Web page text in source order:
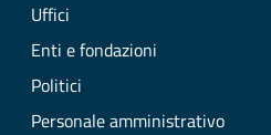
Uffici
Enti e fondazioni
Politici
Personale amministrativo